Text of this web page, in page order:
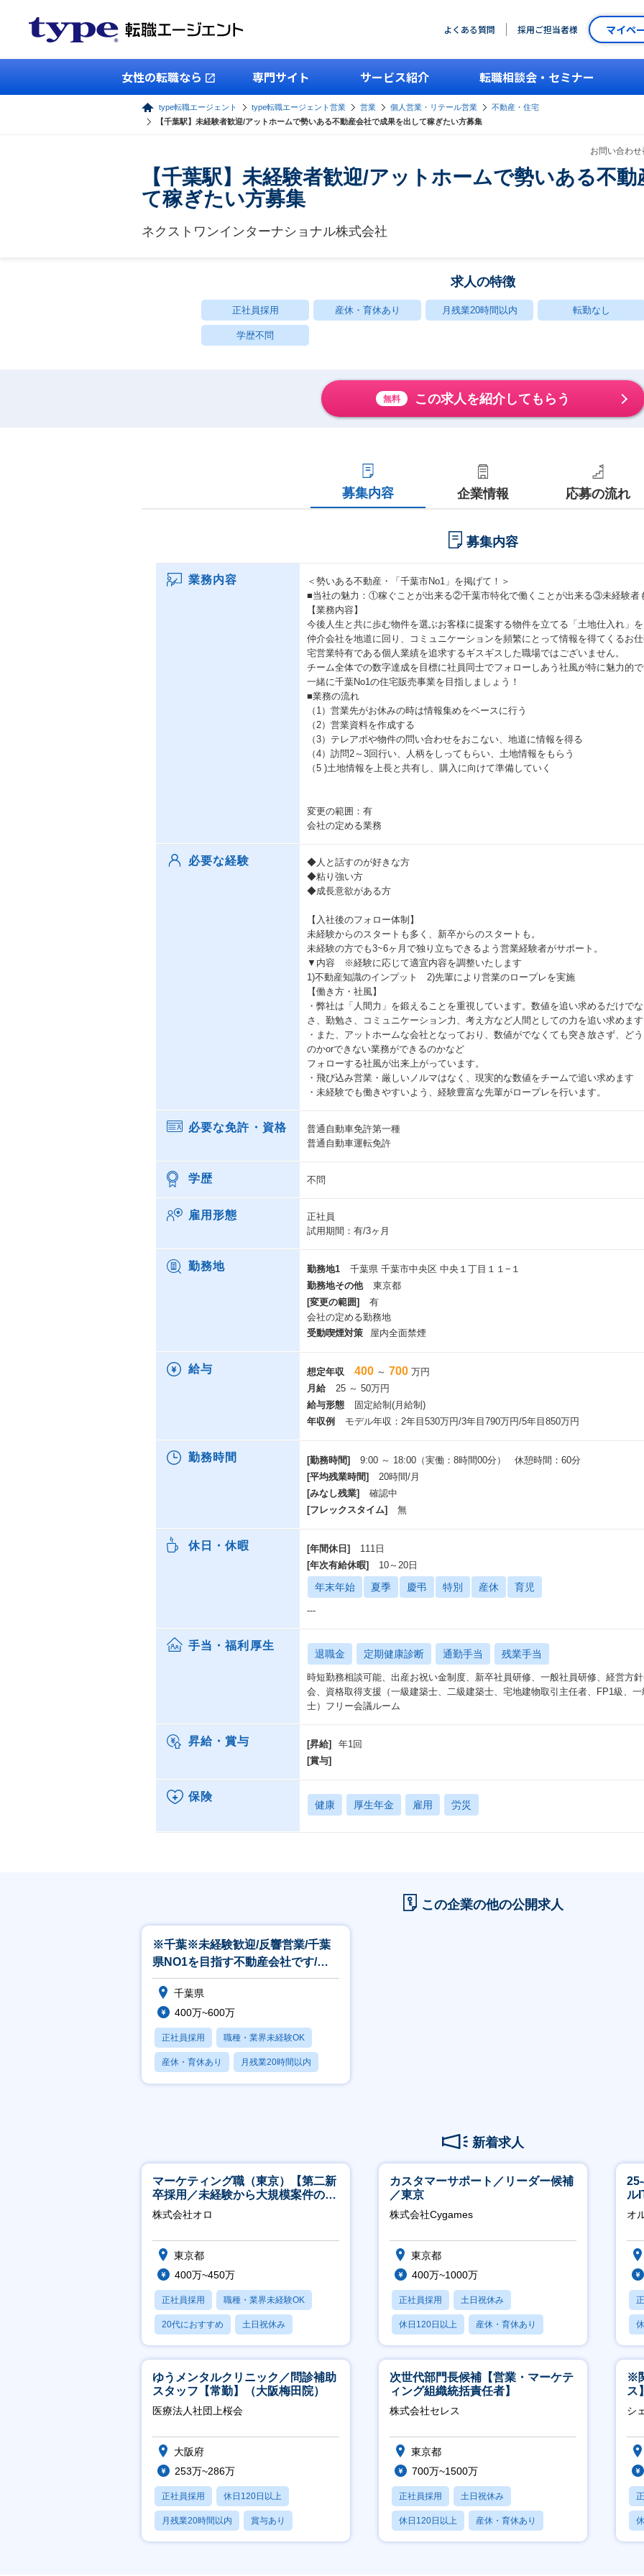
よくある質問 採用ご担当者様 マイペ
女性の転職なら 専門サイト サービス紹介 転職相談会・セミナー
type転職エージェント type転職エージェント営業 営業 個人営業・リテール営業
不動産・住宅
【千葉駅】未経験者歓迎/アットホームで勢いある不動産会社で成果を出して稼ぎたい方募集
お問い合わ
【千葉駅】未経験者歓迎/アットホームで勢いある不
て稼ぎたい方募集
ネクストワンインターナショナル株式会社
求人の特徴
正社員採用 産休・育休あり 月残業20時間以内 転勤なし
学歴不問
無料 この求人を紹介してもらう
募集内容 企業情報 応募の流れ
募集内容
業務内容
＜勢いある不動産・「千葉市No1」を掲げて！＞
■当社の魅力：①稼ぐことが出来る②千葉市特化で働くことが出来る③未経験者
【業務内容】
今後人生と共に歩む物件を選ぶお客様に提案する物件を立てる「土地仕入れ」
仲介会社を地道に回り、コミュニケーションを頻繁にとって情報を得てくるお
宅営業特有である個人業績を追求するギスギスした職場ではございません。
チーム全体での数字達成を目標に社員同士でフォローしあう社風が特に魅力的
一緒に千葉No1の住宅販売事業を目指しましょう！
■業務の流れ
（1）営業先がお休みの時は情報集めをベースに行う
（2）営業資料を作成する
（3）テレアポや物件の問い合わせをおこない、地道に情報を得る
（4）訪問2～3回行い、人柄をしってもらい、土地情報をもらう
（5 )土地情報を上長と共有し、購入に向けて準備していく
変更の範囲：有
会社の定める業務
必要な経験
◆人と話すのが好きな方
◆粘り強い方
◆成長意欲がある方
【入社後のフォロー体制】
未経験からのスタートも多く、新卒からのスタートも。
未経験の方でも3~6ヶ月で独り立ちできるよう営業経験者がサポート。
▼内容 ※経験に応じて適宜内容を調整いたします
1)不動産知識のインプット 2)先輩により営業のロープレを実施
【働き方・社風】
・弊社は「人間力」を鍛えることを重視しています。数値を追い求めるだけで
さ、勤勉さ、コミュニケーション力、考え方など人間としての力を追い求めま
・また、アットホームな会社となっており、数値がでなくても突き放さず、ど
のかorできない業務ができるのかなど
フォローする社風が出来上がっています。
・飛び込み営業・厳しいノルマはなく、現実的な数値をチームで追い求めます
・未経験でも働きやすいよう、経験豊富な先輩がロープレを行います。
必要な免許・資格
普通自動車免許第一種
普通自動車運転免許
学歴 不問
雇用形態
正社員
試用期間：有/3ヶ月
勤務地 勤務地1
千葉県 千葉市中央区 中央１丁目１１−１
勤務地その他
東京都
[変更の範囲]
有
会社の定める勤務地
受動喫煙対策
屋内全面禁煙
給与 想定年収 400 ～ 700 万円
月給
25 ～ 50万円
給与形態
固定給制(月給制)
年収例
モデル年収：2年目530万円/3年目790万円/5年目850万円
勤務時間 [勤務時間]
9:00 ～ 18:00（実働：8時間00分） 休憩時間：60分
[平均残業時間]
20時間/月
[みなし残業]
確認中
[フレックスタイム]
無
休日・休暇 [年間休日]
111日
[年次有給休暇]
10～20日
年末年始 夏季 慶弔 特別 産休 育児
---
手当・福利厚生
退職金 定期健康診断 通勤手当 残業手当
時短勤務相談可能、出産お祝い金制度、新卒社員研修、一般社員研修、経営方
会、資格取得支援（一級建築士、二級建築士、宅地建物取引主任者、FP1級、
士）フリー会議ルーム
昇給・賞与 [昇給]
年1回
[賞与]
保険
健康 厚生年金 雇用 労災
この企業の他の公開求人
※千葉※未経験歓迎/反響営業/千葉
県NO1を目指す不動産会社です/有
給取得率8割以上
千葉県
400万~600万
正社員採用 職種・業界未経験OK
産休・育休あり 月残業20時間以内
転勤なし
新着求人
マーケティング職（東京）【第二新
卒採用／未経験から大規模案件のマ
ーケティングが経験できる／研修充
実】
株式会社オロ
東京都
400万~450万
正社員採用 職種・業界未経験OK
20代におすすめ 土日祝休み
休日120日以上
カスタマーサポート／リーダー候補
／東京
株式会社Cygames
東京都
400万~1000万
正社員採用 土日祝休み
休日120日以上 産休・育休あり
月残業20時間以内
ル
オ
ゆうメンタルクリニック／問診補助
スタッフ【常勤】（大阪梅田院）
医療法人社団上桜会
大阪府
253万~286万
正社員採用 休日120日以上
月残業20時間以内 賞与あり
転勤なし
次世代部門長候補【営業・マーケテ
ィング組織統括責任者】
株式会社セレス
東京都
700万~1500万
正社員採用 土日祝休み
休日120日以上 産休・育休あり
賞与あり
※
ス
ー
シ